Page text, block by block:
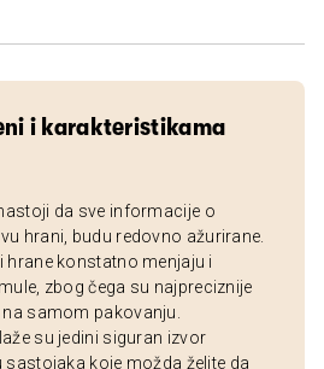
i karakteristikama
da sve informacije o
hrani, budu redovno ažurirane.
hrane konstatno menjaju i
zbog čega su najpreciznije
samom pakovanju.
su jedini siguran izvor
koje možda želite da